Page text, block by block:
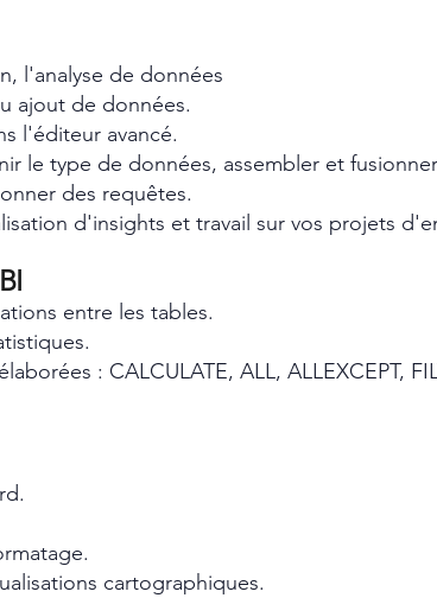
l'analyse de données
ajout de données.
l'éditeur avancé.
le type de données, assembler et
des requêtes.
d'insights et travail sur vos projets
entre les tables.
: CALCULATE, ALL, ALLEXCEPT,
cartographiques.